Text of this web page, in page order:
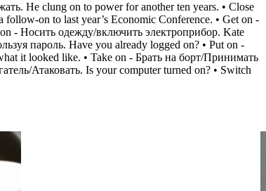
He clung on to power for another ten years. • Close
on to last year’s Economic Conference. • Get on -
- Носить одежду/включить электроприбор. Kate
пароль. Have you already logged on? • Put on -
it looked like. • Take on - Брать на борт/Принимать
Атаковать. Is your computer turned on? • Switch